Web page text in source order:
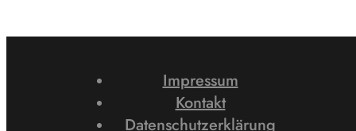
Impressum
Kontakt
Datenschutzerklärung